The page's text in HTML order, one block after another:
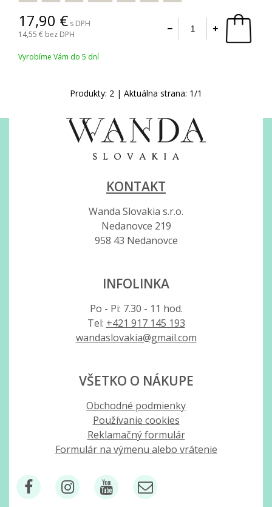
17,90
s DPH
14,55 bez DPH
Vyrobíme Vám do 5 dní
Produkty: 2 | Aktuálna strana: 1/1
KONTAKT
Wanda Slovakia s.r.o.
Nedanovce 219
958 43 Nedanovce
INFOLINKA
Po - Pi: 7.30 - 11 hod.
Tel: +421 917 145 193
wandaslovakia@gmail.com
VŠETKO O NÁKUPE
Obchodné podmienky
Používanie cookies
Reklamačný formulár
Formulár na výmenu alebo vrátenie